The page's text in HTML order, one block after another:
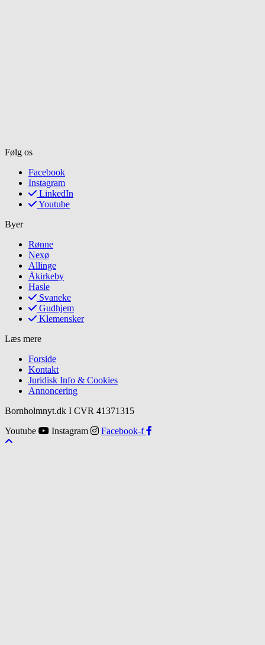
Følg os
Facebook
Instagram
LinkedIn
Youtube
Byer
Rønne
Nexø
Allinge
Åkirkeby
Hasle
Svaneke
Gudhjem
Klemensker
Læs mere
Forside
Kontakt
Juridisk Info & Cookies​
Annoncering
Bornholmnyt.dk I CVR 41371315
Youtube
Instagram Facebook-f